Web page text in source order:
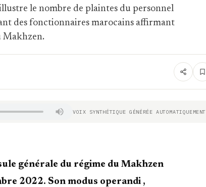
le nombre de plaintes du personnel
des fonctionnaires marocains affirmant
Makhzen.
VOIX SYNTHÉTIQUE GÉNÉRÉE AUTOMATIQUEMENT
générale du régime du Makhzen
2022. Son modus operandi ,